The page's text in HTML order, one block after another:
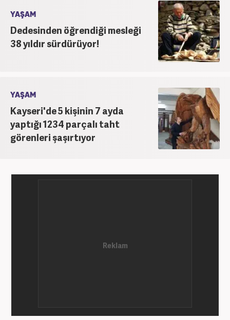
YAŞAM
Dedesinden öğrendiği mesleği
38 yıldır sürdürüyor!
YAŞAM
Kayseri'de 5 kişinin 7 ayda
yaptığı 1234 parçalı taht
görenleri şaşırtıyor